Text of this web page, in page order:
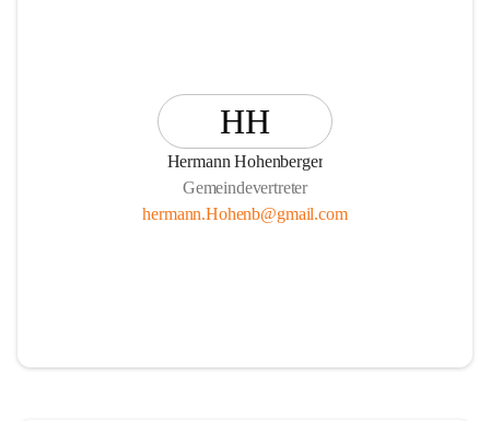
HH
Hermann Hohenberger
Gemeindevertreter
hermann.Hohenb@gmail.com